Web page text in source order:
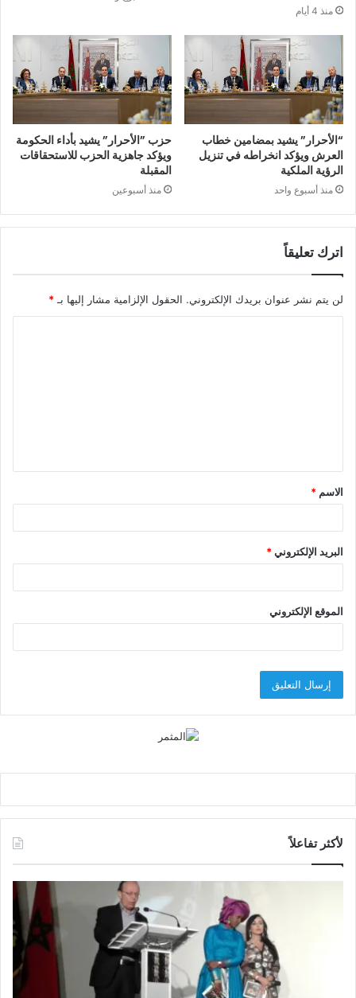
منذ 4 أيام
“الأحرار” يشيد بمضامين خطاب
العرش ويؤكد انخراطه في تنزيل
الرؤية الملكية
منذ أسبوع واحد
حزب ”الأحرار” يشيد بأداء الحكومة
ويؤكد جاهزية الحزب للاستحقاقات
المقبلة
منذ أسبوعين
اترك تعليقاً
لن يتم نشر عنوان بريدك الإلكتروني. الحقول الإلزامية مشار إليها بـ *
ق
*
الاسم *
البريد الإلكتروني*
الموقع الإلكتروني
لأكثر تفاعلاً